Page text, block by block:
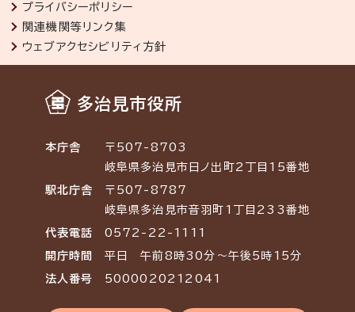
プライバシーポリシー
関連機関等リンク集
ウェブアクセシビリティ方針
多治見市役所
本庁舎
〒507-8703
岐阜県多治見市日ノ出町2丁目15番地
駅北庁舎
〒507-8787
岐阜県多治見市音羽町1丁目233番地
代表電話 0572-22-1111
開庁時間 平日 午前8時30分～午後5時15分
法人番号 5000020212041